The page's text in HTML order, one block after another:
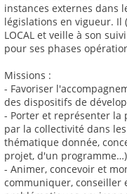
instances externes dans
législations en vigueur. Il
LOCAL et veille à son
pour ses phases
Missions :
- Favoriser
des dispositifs de
- Porter et représenter la
par la collectivité dans
thématique donnée,
projet, d'un
- Animer, concevoir et
communiquer, conseiller